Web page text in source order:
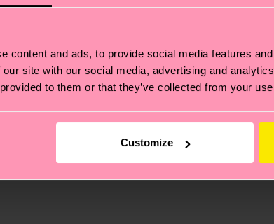
content and ads, to provide social media features
site with our social media, advertising and
to them or that they’ve collected from your
Customize
si ferma alla qualità o alle certificazioni, ma
scoprire tutti i nostri segreti (e qualche